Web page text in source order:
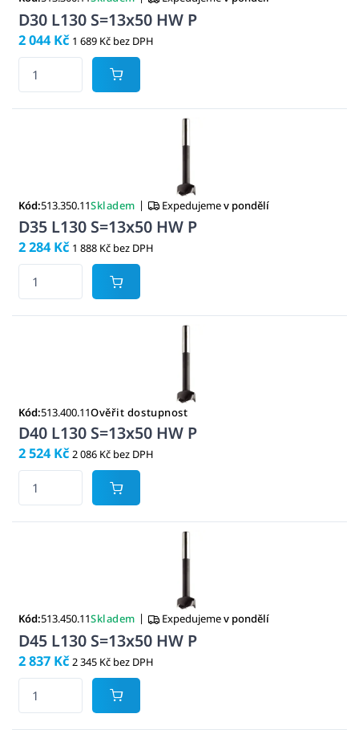
D30 L130 S=13x50 HW P
2 044 Kč 1 689 Kč bez DPH
Kód:513.350.11Skladem | Expedujemev pondělí
D35 L130 S=13x50 HW P
2 284 Kč 1 888 Kč bez DPH
Kód:513.400.11Ověřit dostupnost
D40 L130 S=13x50 HW P
2 524 Kč 2 086 Kč bez DPH
Kód:513.450.11Skladem | Expedujemev pondělí
D45 L130 S=13x50 HW P
2 837 Kč 2 345 Kč bez DPH